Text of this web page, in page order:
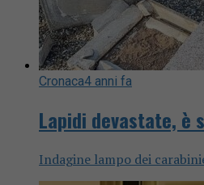
Cronaca4 anni fa
Lapidi devastate, è
Indagine lampo dei